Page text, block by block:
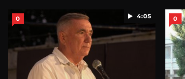
4:05
0 0